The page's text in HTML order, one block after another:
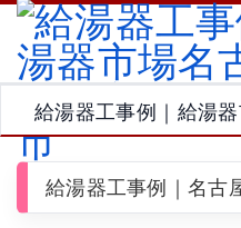
給湯器工事例｜給湯
給湯器工事例｜名古